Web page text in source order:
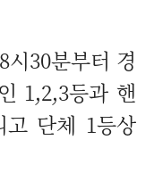
30분부터 경
1,2,3등과 핸
고 단체 1등상